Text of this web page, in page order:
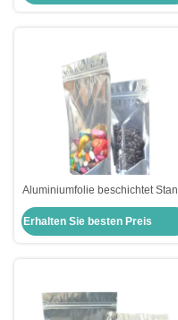
Behälter
Aluminiumfolie beschichtet
up-Tasche Heißdichtung
Lebensmittelqualität
Geruchsdichte Verpackung für
Erhalten Sie besten Preis